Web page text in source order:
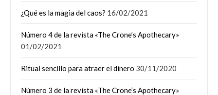
¿Qué es la magia del caos? 16/02/2021
Número 4 de la revista «The Crone’s Apothecary»
01/02/2021
Ritual sencillo para atraer el dinero 30/11/2020
Número 3 de la revista «The Crone’s Apothecary»